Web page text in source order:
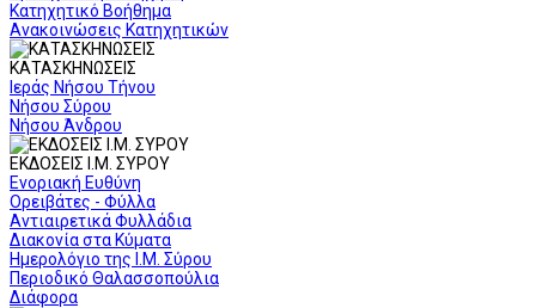
Κατηχητικό Βοήθημα
Ανακοινώσεις Κατηχητικών
ΚΑΤΑΣΚΗΝΩΣΕΙΣ
Ιεράς Νήσου Τήνου
Νήσου Σύρου
Νήσου Άνδρου
ΕΚΔΟΣΕΙΣ Ι.Μ. ΣΥΡΟΥ
Ενοριακή Ευθύνη
Ορειβάτες - Φύλλα
Αντιαιρετικά Φυλλάδια
Διακονία στα Κύματα
Ημερολόγιο της Ι.Μ. Σύρου
Περιοδικό Θαλασσοπούλια
Διάφορα